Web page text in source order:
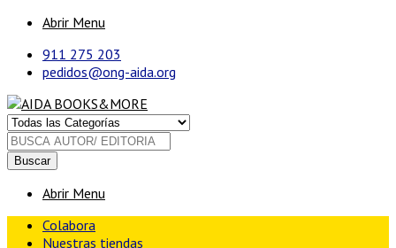
Abrir Menu
911 275 203
pedidos@ong-aida.org
Buscar
Abrir Menu
Colabora
Nuestras tiendas